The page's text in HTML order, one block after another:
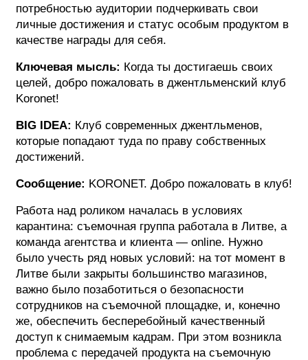
потребностью аудитории подчеркивать свои
личные достижения и статус особым продуктом в
качестве награды для себя.
Ключевая мысль: Когда ты достигаешь своих
целей, добро пожаловать в джентльменский клуб
Koronet!
BIG IDEA: Клуб современных джентльменов,
которые попадают туда по праву собственных
достижений.
Сообщение: KORONET. Добро пожаловать в клуб!
Работа над роликом началась в условиях
карантина: съемочная группа работала в Литве, а
команда агентства и клиента — online. Нужно
было учесть ряд новых условий: на тот момент в
Литве были закрыты большинство магазинов,
важно было позаботиться о безопасности
сотрудников на съемочной площадке, и, конечно
же, обеспечить бесперебойный качественный
доступ к снимаемым кадрам. При этом возникла
проблема с передачей продукта на съемочную
ИСТОРИИ БРЕНДОВ
РЕКЛАМА